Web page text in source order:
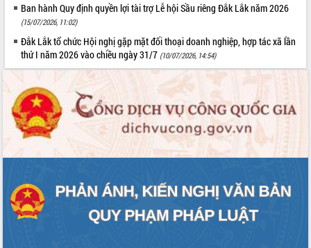
Ban hành Quy định quyền lợi tài trợ Lễ hội Sầu riêng Đắk Lắk năm 2026
(15/07/2026, 11:02)
Đắk Lắk tổ chức Hội nghị gặp mặt đối thoại doanh nghiệp, hợp tác xã lần
thứ I năm 2026 vào chiều ngày 31/7 (10/07/2026, 14:54)